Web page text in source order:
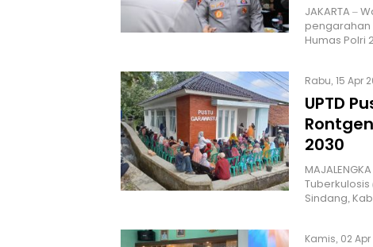
JAKARTA –
pengarahan
Humas Polri
Rabu, 15 Apr
UPTD
2030
Tuberkulosis
Sindang,
Kamis, 02 Apr